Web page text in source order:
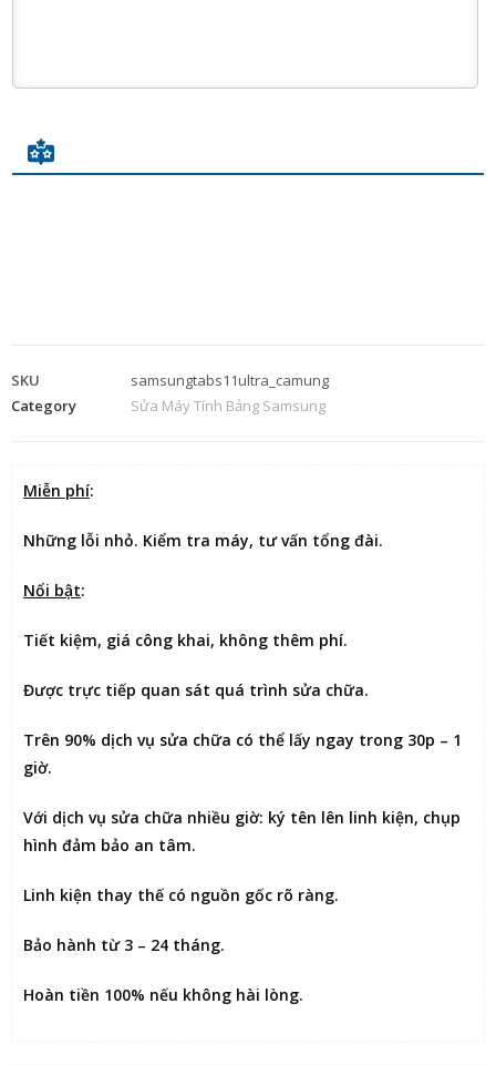
SKU
samsungtabs11ultra_camung
Category
Sửa Máy Tính Bảng Samsung
Miễn phí:
Những lỗi nhỏ. Kiểm tra máy, tư vấn tổng đài.
Nổi bật:
Tiết kiệm, giá công khai, không thêm phí.
Được trực tiếp quan sát quá trình sửa chữa.
Trên 90% dịch vụ sửa chữa có thể lấy ngay trong 30p – 1
giờ.
Với dịch vụ sửa chữa nhiều giờ: ký tên lên linh kiện, chụp
hình đảm bảo an tâm.
Linh kiện thay thế có nguồn gốc rõ ràng.
Bảo hành từ 3 – 24 tháng.
Hoàn tiền 100% nếu không hài lòng.